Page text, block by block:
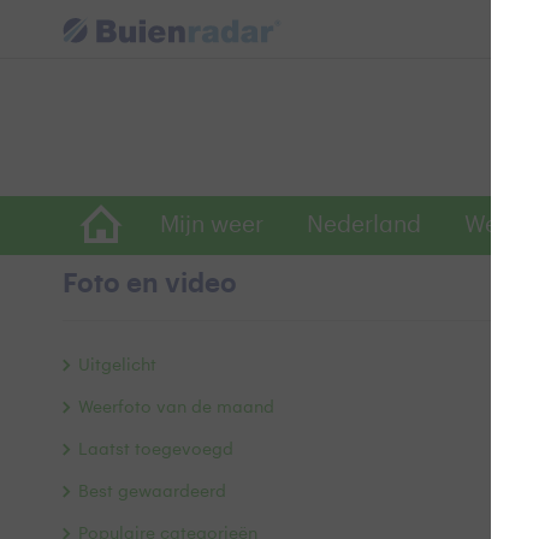
Mijn weer Nederland
Foto en video
Uitgelicht
Weerfoto van de maand
Laatst toegevoegd
Best gewaardeerd
Populaire categorieën